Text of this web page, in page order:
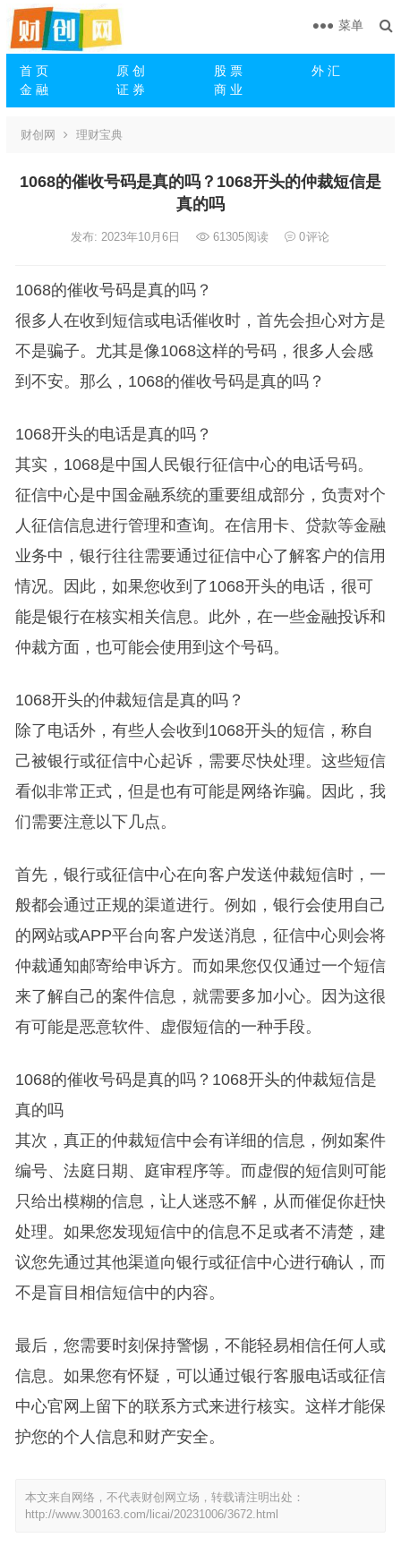
首 页 原 创 股 票
外 汇
金 融
证 券 商 业
菜单
财创网 理财宝典
1068的催收号码是真的吗？1068开头的仲裁短信是
真的吗
发布: 2023年10月6日 61305阅读 0评论
1068的催收号码是真的吗？
很多人在收到短信或电话催收时，首先会担心对方是
不是骗子。尤其是像1068这样的号码，很多人会感
到不安。那么，1068的催收号码是真的吗？
1068开头的电话是真的吗？
其实，1068是中国人民银行征信中心的电话号码。
征信中心是中国金融系统的重要组成部分，负责对个
人征信信息进行管理和查询。在信用卡、贷款等金融
业务中，银行往往需要通过征信中心了解客户的信用
情况。因此，如果您收到了1068开头的电话，很可
能是银行在核实相关信息。此外，在一些金融投诉和
仲裁方面，也可能会使用到这个号码。
1068开头的仲裁短信是真的吗？
除了电话外，有些人会收到1068开头的短信，称自
己被银行或征信中心起诉，需要尽快处理。这些短信
看似非常正式，但是也有可能是网络诈骗。因此，我
们需要注意以下几点。
首先，银行或征信中心在向客户发送仲裁短信时，一
般都会通过正规的渠道进行。例如，银行会使用自己
的网站或APP平台向客户发送消息，征信中心则会将
仲裁通知邮寄给申诉方。而如果您仅仅通过一个短信
来了解自己的案件信息，就需要多加小心。因为这很
有可能是恶意软件、虚假短信的一种手段。
1068的催收号码是真的吗？1068开头的仲裁短信是
真的吗
其次，真正的仲裁短信中会有详细的信息，例如案件
编号、法庭日期、庭审程序等。而虚假的短信则可能
只给出模糊的信息，让人迷惑不解，从而催促你赶快
处理。如果您发现短信中的信息不足或者不清楚，建
议您先通过其他渠道向银行或征信中心进行确认，而
不是盲目相信短信中的内容。
最后，您需要时刻保持警惕，不能轻易相信任何人或
信息。如果您有怀疑，可以通过银行客服电话或征信
中心官网上留下的联系方式来进行核实。这样才能保
护您的个人信息和财产安全。
本文来自网络，不代表财创网立场，转载请注明出处：
http://www.300163.com/licai/20231006/3672.html